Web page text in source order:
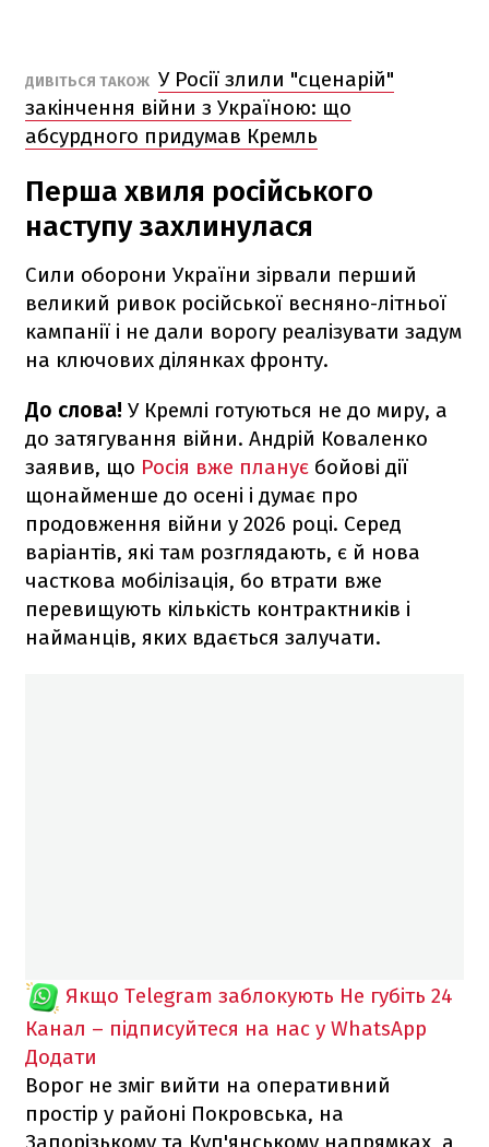
ДИВІТЬСЯ ТАКОЖ У Росії злили "сценарій"
закінчення війни з Україною: що
абсурдного придумав Кремль
Перша хвиля російського
наступу захлинулася
Сили оборони України зірвали перший
великий ривок російської весняно-літньої
кампанії і не дали ворогу реалізувати задум
на ключових ділянках фронту.
До слова! У Кремлі готуються не до миру, а
до затягування війни. Андрій Коваленко
заявив, що Росія вже планує бойові дії
щонайменше до осені і думає про
продовження війни у 2026 році. Серед
варіантів, які там розглядають, є й нова
часткова мобілізація, бо втрати вже
перевищують кількість контрактників і
найманців, яких вдається залучати.
Якщо Telegram заблокують Не губіть 24
Канал – підписуйтеся на нас у WhatsApp
Додати
Ворог не зміг вийти на оперативний
простір у районі Покровська, на
Запорізькому та Куп'янському напрямках, а